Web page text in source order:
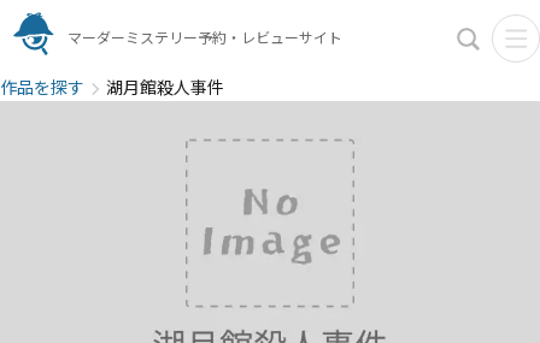
マーダーミステリー予約・レビューサイト
作品を探す 湖月館殺人事件